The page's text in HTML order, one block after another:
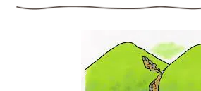
暮らしの情報